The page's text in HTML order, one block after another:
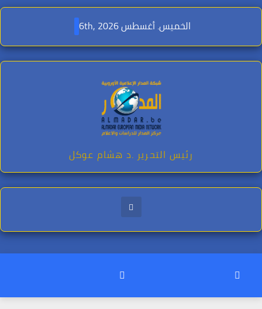
Skip
content
الخميس. أغسطس 6th, 2026
رئيس التحرير .د هشام عوكل